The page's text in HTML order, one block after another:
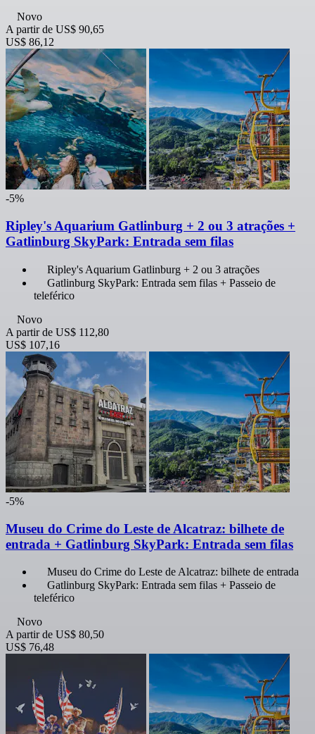
Novo
A partir de US$ 90,65
US$ 86,12
-5%
Ripley's Aquarium Gatlinburg + 2 ou 3 atrações +
Gatlinburg SkyPark: Entrada sem filas
Ripley's Aquarium Gatlinburg + 2 ou 3 atrações
Gatlinburg SkyPark: Entrada sem filas + Passeio de
teleférico
Novo
A partir de US$ 112,80
US$ 107,16
-5%
Museu do Crime do Leste de Alcatraz: bilhete de
entrada + Gatlinburg SkyPark: Entrada sem filas
Museu do Crime do Leste de Alcatraz: bilhete de entrada
Gatlinburg SkyPark: Entrada sem filas + Passeio de
teleférico
Novo
A partir de US$ 80,50
US$ 76,48